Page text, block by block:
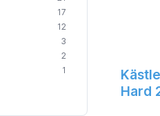
17
12
3
2
1
znižujú
za
Hard